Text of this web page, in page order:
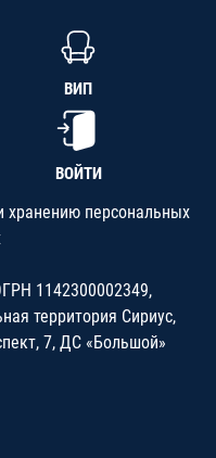
ВИП
ВОЙТИ
хранению персональных
1142300002349,
территория Сириус,
7, ДС «Большой»